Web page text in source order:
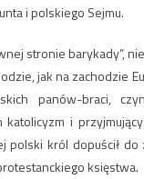
i polskiego Sejmu.
stronie barykady”,
jak na zachodzie
panów-braci,
katolicyzm i
król dopuścił do
księstwa.